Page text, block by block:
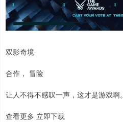
双影奇境
合作， 冒险
让人不得不感叹一声，这才是游戏啊。
查看更多 立即下载